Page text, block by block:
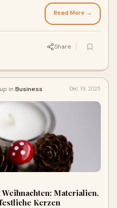
handgemachte Seifen Reze
Read More →
Share
in Business Dec 19, 2025
Materialien,
Kerzen